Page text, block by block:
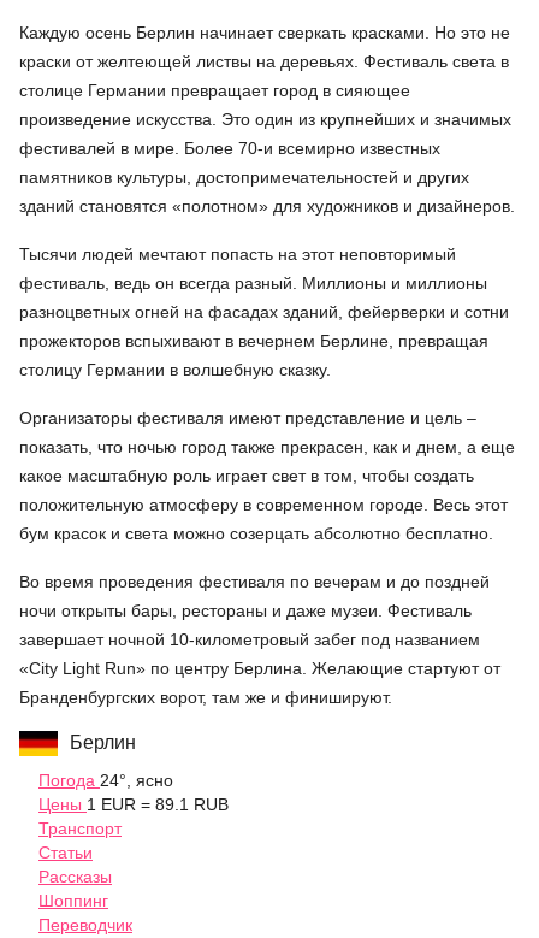
Каждую осень Берлин начинает сверкать красками. Но это не
краски от желтеющей листвы на деревьях. Фестиваль света в
столице Германии превращает город в сияющее
произведение искусства. Это один из крупнейших и значимых
фестивалей в мире. Более 70-и всемирно известных
памятников культуры, достопримечательностей и других
зданий становятся «полотном» для художников и дизайнеров.
Тысячи людей мечтают попасть на этот неповторимый
фестиваль, ведь он всегда разный. Миллионы и миллионы
разноцветных огней на фасадах зданий, фейерверки и сотни
прожекторов вспыхивают в вечернем Берлине, превращая
столицу Германии в волшебную сказку.
Организаторы фестиваля имеют представление и цель –
показать, что ночью город также прекрасен, как и днем, а еще
какое масштабную роль играет свет в том, чтобы создать
положительную атмосферу в современном городе. Весь этот
бум красок и света можно созерцать абсолютно бесплатно.
Во время проведения фестиваля по вечерам и до поздней
ночи открыты бары, рестораны и даже музеи. Фестиваль
завершает ночной 10-километровый забег под названием
«City Light Run» по центру Берлина. Желающие стартуют от
Бранденбургских ворот, там же и финишируют.
Берлин
Погода 24°, ясно
Цены 1 EUR = 89.1 RUB
Транспорт
Статьи
Рассказы
Шоппинг
Переводчик